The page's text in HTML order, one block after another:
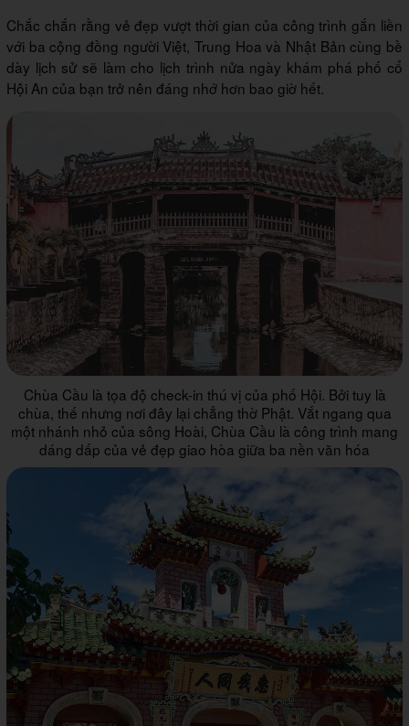
Chắc chắn rằng vẻ đẹp vượt thời gian của công trình gắn liền
với ba cộng đồng người Việt, Trung Hoa và Nhật Bản cùng bề
dày lịch sử sẽ làm cho lịch trình nửa ngày khám phá phố cổ
Hội An của bạn trở nên đáng nhớ hơn bao giờ hết.
Chùa Cầu là tọa độ check-in thú vị của phố Hội. Bởi tuy là
chùa, thế nhưng nơi đây lại chẳng thờ Phật. Vắt ngang qua
một nhánh nhỏ của sông Hoài, Chùa Cầu là công trình mang
dáng dấp của vẻ đẹp giao hòa giữa ba nền văn hóa